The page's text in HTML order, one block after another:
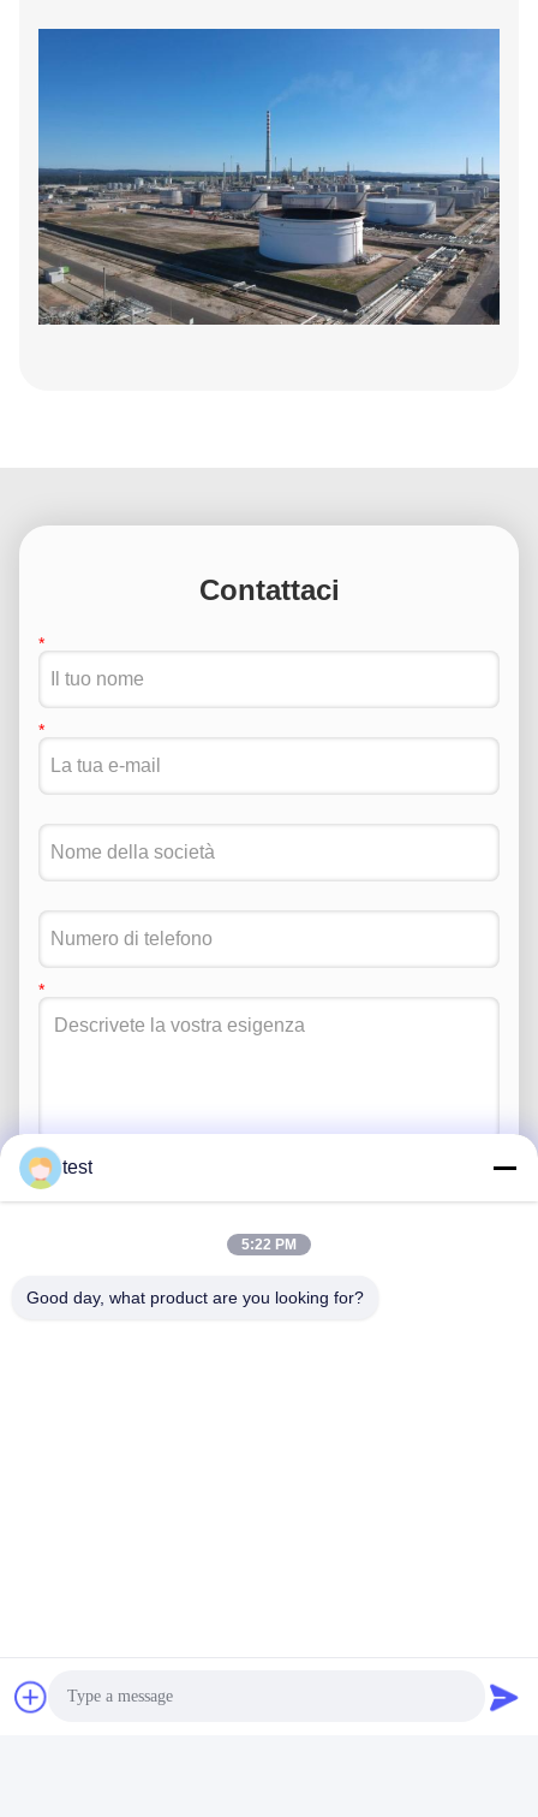
Contattaci
Invia
test
5:22 PM
Good day, what product are you looking for?